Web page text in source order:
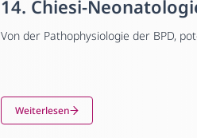
14. Chiesi-
Von der Pathophysiologie der BPD,
Weiterlesen